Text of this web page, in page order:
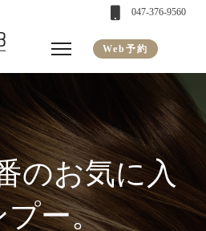
047-376-9560
Web予約
のお気に入
プー。